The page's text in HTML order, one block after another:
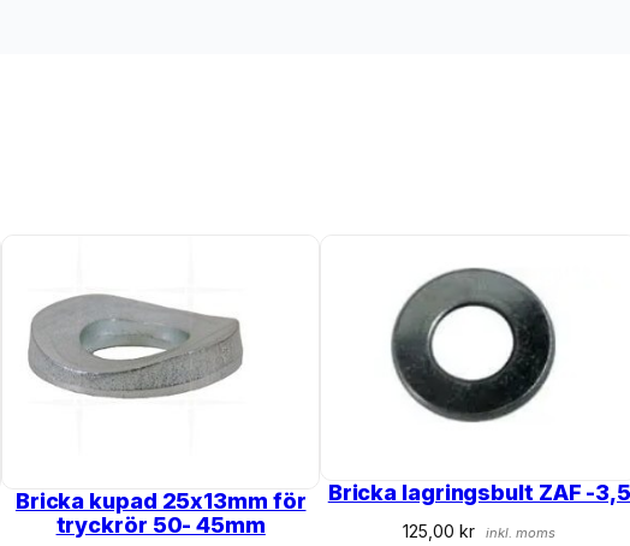
Bricka kupad 25x13mm för
tryckrör 50- 45mm
Bricka lagringsbult ZAF -3,5
125,00kr inkl. moms